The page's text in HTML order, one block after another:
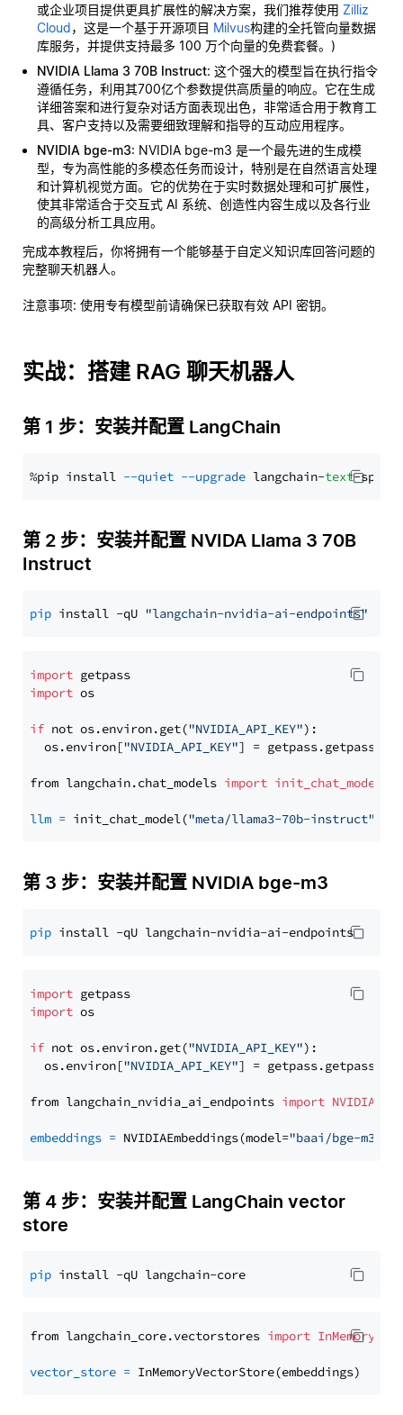
或企业项目提供更具扩展性的解决方案，我们推荐使用 Zilliz
Cloud，这是一个基于开源项目 Milvus构建的全托管向量数据
库服务，并提供支持最多 100 万个向量的免费套餐。)
NVIDIA Llama 3 70B Instruct: 这个强大的模型旨在执行指令
遵循任务，利用其700亿个参数提供高质量的响应。它在生成
详细答案和进行复杂对话方面表现出色，非常适合用于教育工
具、客户支持以及需要细致理解和指导的互动应用程序。
NVIDIA bge-m3: NVIDIA bge-m3 是一个最先进的生成模
型，专为高性能的多模态任务而设计，特别是在自然语言处理
和计算机视觉方面。它的优势在于实时数据处理和可扩展性，
使其非常适合于交互式 AI 系统、创造性内容生成以及各行业
的高级分析工具应用。
完成本教程后，你将拥有一个能够基于自定义知识库回答问题的
完整聊天机器人。
注意事项: 使用专有模型前请确保已获取有效 API 密钥。
实战：搭建 RAG 聊天机器人
第 1 步：安装并配置 LangChain
%pip install --quiet --upgrade langchain-text
第 2 步：安装并配置 NVIDA Llama 3 70B
Instruct
pip install -qU "langchain-nvidia-ai-endpoints"
import
import os
if not os.environ.get("NVIDIA_API_KEY"):
  os.environ[
"NVIDIA_API_KEY"] = getpass.getpass(
from langchain.chat_models import init_chat_model
llm = init_chat_model("meta/llama3-70b-instruct"
第 3 步：安装并配置 NVIDIA bge-m3
pip
import
import os
if not os.environ.get("NVIDIA_API_KEY"):
  os.environ[
"NVIDIA_API_KEY"] = getpass.getpass(
from langchain_nvidia_ai_endpoints import
embeddings = NVIDIAEmbeddings(model="baai/bge-m3"
第 4 步：安装并配置 LangChain vector
store
pip
from langchain_core.vectorstores import
vector_store =